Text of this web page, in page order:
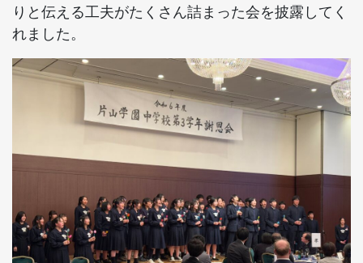
りと伝える工夫がたくさん詰まった会を披露してく
れました。